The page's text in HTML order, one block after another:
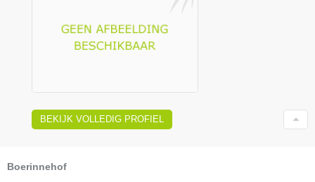
BEKIJK VOLLEDIG PROFIEL
Boerinnehof